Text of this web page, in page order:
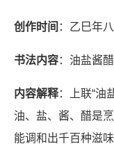
创作时间 ：乙巳年
书法内容：油盐酱
内容解释：‌‌上联“油
油、盐、酱、醋是
能调和出千百种滋